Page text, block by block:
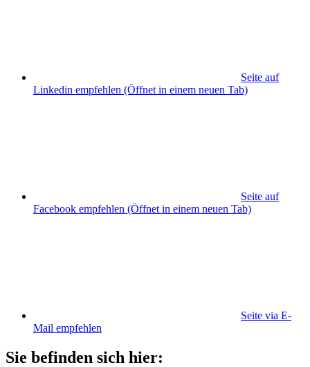
Seite auf
Linkedin empfehlen (Öffnet in einem neuen Tab)
Seite auf
Facebook empfehlen (Öffnet in einem neuen Tab)
Seite via E-
Mail empfehlen
Sie befinden sich hier: